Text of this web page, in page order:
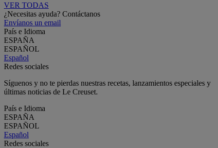
VER TODAS
¿Necesitas ayuda? Contáctanos
Envíanos un email
País e Idioma
ESPAÑA
ESPAÑOL
Español
Redes sociales
Síguenos y no te pierdas nuestras recetas, lanzamientos especiales y
últimas noticias de Le Creuset.
País e Idioma
ESPAÑA
ESPAÑOL
Español
Redes sociales